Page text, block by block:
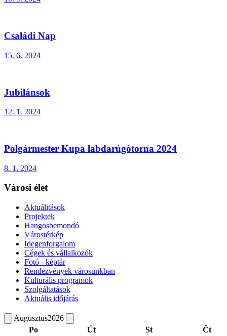
Családi Nap
15. 6. 2024
Jubilánsok
12. 1. 2024
Polgármester Kupa labdarúgótorna 2024
8. 1. 2024
Városi élet
Aktuálitások
Projektek
Hangosbemondó
Várostérkép
Idegenforgalom
Cégek és vállalkozók
Fotó - képtár
Rendezvények városunkban
Kulturális programok
Szolgáltatások
Aktuális időjárás
Augusztus2026
Po
Út St
Čt